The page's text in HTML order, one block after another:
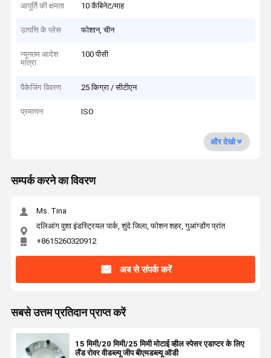
आपूर्ति की क्षमता 10 कैबिनेट/माह
उत्पत्ति के प्लेस फोशान, चीन
न्यूनतम आदेश
मात्रा
100 पीसी
पैकेजिंग विवरण 25 किग्रा / सीटीएन
प्रमाणन ISO
और देखो
सम्पर्क करने का विवरण
Ms. Tina
दलिआंग वुशा इंडस्ट्रियल पार्क, शुंदे जिला, फोशन शहर, गुआंग्डोंग प्रांत
+8615260320912
अब से संपर्क करें
सबसे उत्तम प्रतिदान प्राप्त करें
15 मिमी/20 मिमी/25 मिमी मोटाई व्हील स्पेसर एडाप्टर के लिए
लैंड रोवर वीडब्ल्यू जीप बीएमडब्ल्यू ऑडी